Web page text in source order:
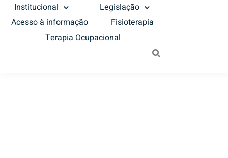
Institucional
Legislação
Acesso à informação
Fisioterapia
Terapia Ocupacional